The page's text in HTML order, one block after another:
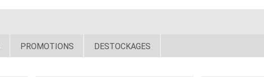
PROMOTIONS DESTOCKAGES